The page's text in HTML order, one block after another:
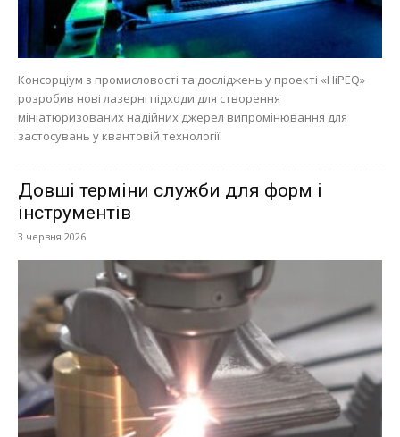
Консорціум з промисловості та досліджень у проекті «HiPEQ»
розробив нові лазерні підходи для створення
мініатюризованих надійних джерел випромінювання для
застосувань у квантовій технології.
Довші терміни служби для форм і
інструментів
3 червня 2026